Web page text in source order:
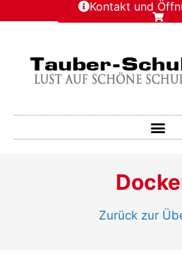
Kontakt und
Zurück zur